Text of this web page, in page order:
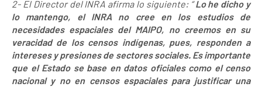
2- El Director del INRA afirma lo siguiente: “Lo he dicho y
lo mantengo, el INRA no cree en los estudios de
necesidades espaciales del MAIPO, no creemos en su
veracidad de los censos indígenas, pues, responden a
intereses y presiones de sectores sociales. Es importante
que el Estado se base en datos oficiales como el censo
nacional y no en censos espaciales para justificar una